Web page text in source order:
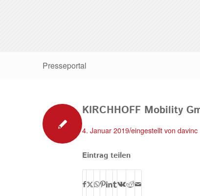
Presseportal
KIRCHHOFF Mobility
4. Januar 2019/eingestellt von davinc
Eintrag teilen